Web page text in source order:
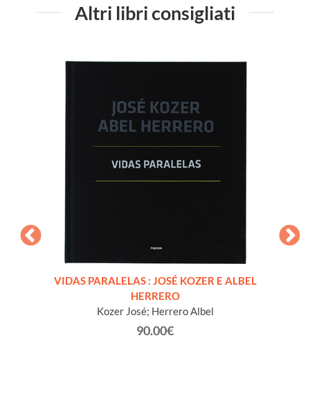
Altri libri consigliati
VIDAS PARALELAS : JOSÉ KOZER E ALBEL
HERRERO
Kozer José; Herrero Albel
90.00€